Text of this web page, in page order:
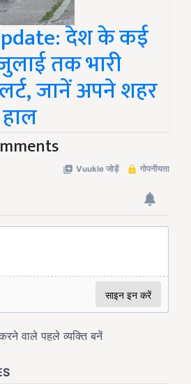
देश के कई
तक भारी
जानें अपने शहर